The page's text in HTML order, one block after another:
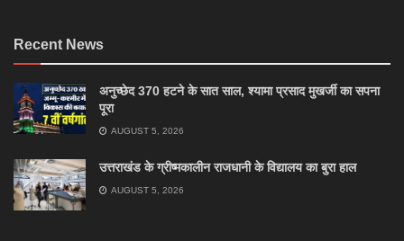
Recent News
अनुच्छेद 370 हटने के सात साल, श्यामा प्रसाद मुखर्जी का सपना
पूरा
AUGUST 5, 2026
उत्तराखंड के ग्रीष्मकालीन राजधानी के विद्यालय का बुरा हाल
AUGUST 5, 2026